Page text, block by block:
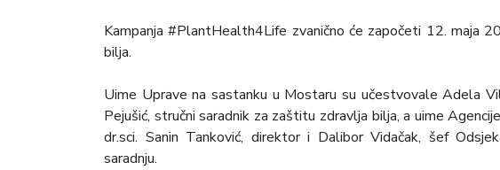
Kampanja #PlantHealth4Life zvanično će započeti 12. maja
bilja.
Uime Uprave na sastanku u Mostaru su učestvovale Adela
Pejušić, stručni saradnik za zaštitu zdravlja bilja, a uime
dr.sci. Sanin Tanković, direktor i Dalibor Vidačak, šef
saradnju.